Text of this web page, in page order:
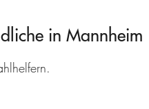
in Mannheim